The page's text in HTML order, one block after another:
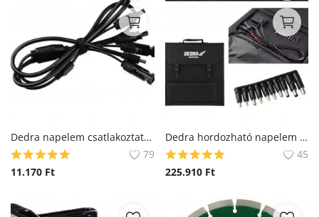
Dedra napelem csatlakoztató kábel
79
11.170 Ft
Dedra hordozható napelem panel 200W (DEZT0200)
45
225.910 Ft